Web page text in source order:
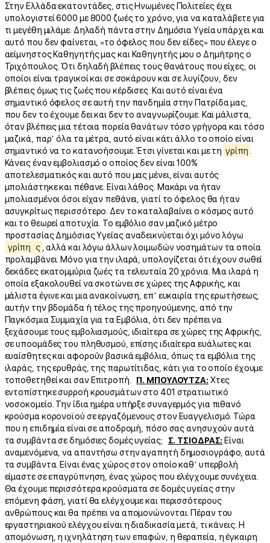
Στην Ελλάδα εκατοντάδες, στις Ηνωμένες Πολιτείες έχει
υπολογιστεί 6000 με 8000 ζωές το χρόνο, για να καταλάβετε για
τι μεγέθη μιλάμε. Δηλαδή πάντα στην Δημόσια Υγεία υπάρχει και
αυτό που δεν φαίνεται, «το όφελος που δεν είδες» που έλεγε ο
αείμνηστος Καθηγητής μας και Καθηγητής μου ο Δημήτρης ο
Τριχόπουλος. Ότι δηλαδή βλέπεις τους θανάτους που είχες, οι
οποίοι είναι τραγικοί και σε σοκάρουν και σε λυγίζουν, δεν
βλέπεις όμως τις ζωές που κέρδισες. Και αυτό είναι ένα
σημαντικό όφελος σε αυτή την πανδημία στην Πατρίδα μας,
που δεν το έχουμε δει και δεν το αναγνωρίζουμε. Και μάλιστα,
όταν βλέπεις μια τέτοια πορεία θανάτων τόσο γρήγορα και τόσο
μαζικά, παρ’ όλα τα μέτρα, αυτό είναι κάτι άλλο το οποίο είναι
σημαντικό να το κατανοήσουμε. Έτσι γίνεται και με τη γρίπη
Κάνεις έναν εμβολιασμό ο οποίος δεν είναι 100%
αποτελεσματικός και αυτό που μας μένει, είναι αυτός
μπολιάστηκε και πέθανε. Είναι λάθος. Μακάρι να ήταν
μπολιασμένοι όσοι είχαν πεθάνει, γιατί το όφελος θα ήταν
ασυγκρίτως περισσότερο. Δεν το καταλαβαίνει ο κόσμος αυτό
και το θεωρεί αποτυχία. Το εμβόλιο σαν μαζικό μέτρο
προστασίας Δημόσιας Υγείας αναδεικνύεται όχι μόνο λόγω
γρίπη ς , αλλά και λόγω άλλων λοιμωδών νοσημάτων τα οποία
προλαμβάνει. Μόνο για την ιλαρά, υπολογίζεται ότι έχουν σωθεί
δεκάδες εκατομμύρια ζωές τα τελευταία 20 χρόνια. Μια ιλαρά η
οποία εξακολουθεί να σκοτώνει σε χώρες της Αφρικής, και
μάλιστα έγινε και μια ανακοίνωση, επ’ ευκαιρία της ερωτήσεως,
αυτήν την βδομάδα ή τέλος της προηγούμενης, από την
Παγκόσμια Συμμαχία για τα Εμβόλια, ότι δεν πρέπει να
ξεχάσουμε τους εμβολιασμούς, ιδιαίτερα σε χώρες της Αφρικής,
σε υποομάδες του πληθυσμού, επίσης ιδιαίτερα ευάλωτες και
ευαίσθητες και αφορούν βασικά εμβόλια, όπως τα εμβόλια της
ιλαράς, της ερυθράς, της παρωτίτιδας, κάτι για το οποίο έχουμε
τοποθετηθεί και σαν Επιτροπή. Π. ΜΠΟΥΛΟΥΤΖΑ: Χτες
εντοπίστηκε συρροή κρουσμάτων στο 401 στρατιωτικό
νοσοκομείο. Την ίδια ημέρα υπήρξε συναγερμός για πιθανό
κρούσμα κορονοϊού σε εργαζόμενους στον Ευαγγελισμό. Τώρα
που η επιδημία είναι σε αποδρομή, πόσο σας ανησυχούν αυτά
τα συμβάντα σε δημόσιες δομές υγείας; Σ. ΤΣΙΟΔΡΑΣ: Είναι
αναμενόμενα, να απαντήσω στην αγαπητή δημοσιογράφο, αυτά
τα συμβάντα. Είναι ένας χώρος στον οποίο καθ’ υπερβολή
είμαστε σε επαγρύπνηση, ένας χώρος που ελέγχουμε συνέχεια.
Θα έχουμε περισσότερα κρούσματα σε δομές υγείας στην
επόμενη φάση, γιατί θα ελέγχουμε και περισσότερους
ανθρώπους και θα πρέπει να απομονώνονται. Πέραν του
εργαστηριακού ελέγχου είναι η διαδικασία μετά, τι κάνεις. Η
απομόνωση, η ιχνηλάτηση των επαφών, η θεραπεία, η έγκαιρη